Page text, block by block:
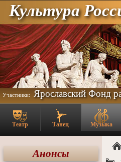
Культура
Участники: Ярославский Фонд
Театр Танец Музыка
Анонсы